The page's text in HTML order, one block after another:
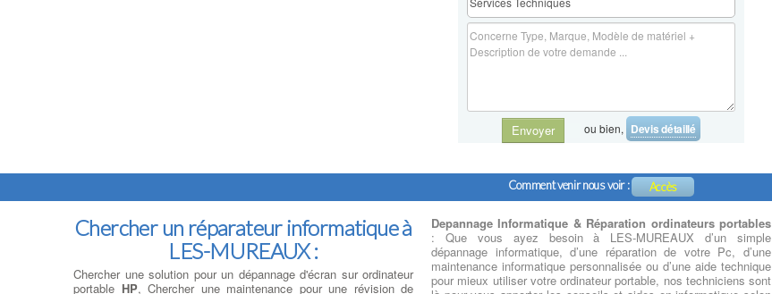
Envoyer ou bien, Devis détaillé
Comment venir nous voir : Accès
Chercher un réparateur informatique à
LES-MUREAUX :
Chercher une solution pour un dépannage d'écran sur ordinateur
portable HP, Chercher une maintenance pour une révision de
Depannage Informatique & Réparation ordinateurs portables
: Que vous ayez besoin à LES-MUREAUX d’un simple
dépannage informatique, d’une réparation de votre Pc, d’une
maintenance informatique personnalisée ou d’une aide technique
pour mieux utiliser votre ordinateur portable, nos techniciens sont